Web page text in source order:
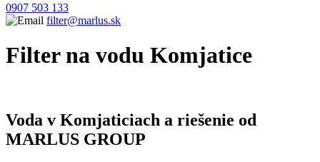
0907 503 133
filter@marlus.sk
Filter na vodu Komjatice
Voda v Komjaticiach a riešenie od
MARLUS GROUP